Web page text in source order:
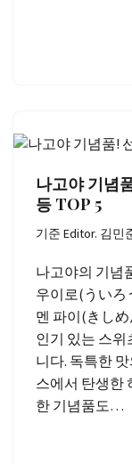
나고야 기념
등 TOP 5
기준Editor. 김민
나고야의 기념
우이로(ういろ
멘 파이(きし
인기 있는 스
니다. 독특한
스에서 탄생한
한 기념품도…